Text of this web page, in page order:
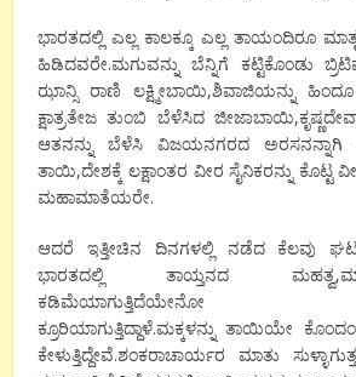
ಭಾರತದಲ್ಲಿ ಎಲ್ಲ ಕಾಲಕ್ಕೂ ಎಲ್ಲ ತಾಯಂದಿರೂ
ಹಿಡಿದವರೇ.ಮಗುವನ್ನು ಬೆನ್ನಿಗೆ ಕಟ್ಟಿಕೊಂಡು
ಝಾನ್ಸಿ ರಾಣಿ ಲಕ್ಷ್ಮೀಬಾಯಿ,ಶಿವಾಜಿಯನ್ನು
ಕ್ಷಾತ್ರತೇಜ ತುಂಬಿ ಬೆಳೆಸಿದ
ಆತನನ್ನು ಬೆಳೆಸಿ ವಿಜಯನಗರದ
ತಾಯಿ,ದೇಶಕ್ಕೆ ಲಕ್ಷಾಂತರ ವೀರ ಸೈನಿಕರನ್ನು ಕೊಟ್ಟ
ಮಹಾಮಾತೆಯರೇ.
ಆದರೆ ಇತ್ತೀಚಿನ ದಿನಗಳಲ್ಲಿ ನಡೆದ ಕೆಲವು
ಭಾರತದಲ್ಲಿ ತಾಯ್ತನದ
ಕಡಿಮೆಯಾಗುತ್ತಿದೆಯೇನೋ
ಕ್ರೂರಿಯಾಗುತ್ತಿದ್ದಾಳೆ.ಮಕ್ಕಳನ್ನು ತಾಯಿಯೇ
ಕೇಳುತ್ತಿದ್ದೇವೆ.ಶಂಕರಾಚಾರ್ಯರ ಮಾತು